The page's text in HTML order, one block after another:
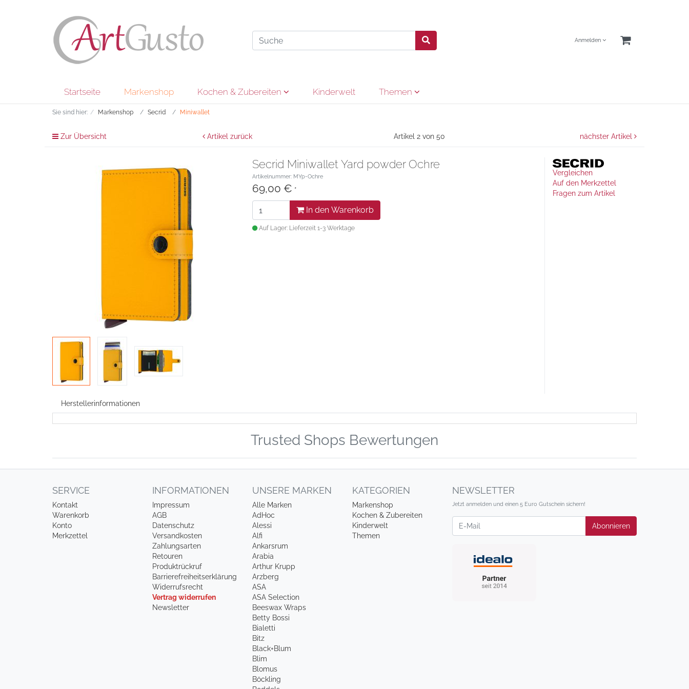
Anmelden
Startseite Markenshop Kochen & Zubereiten Kinderwelt Themen
Sie sind hier: Markenshop Secrid Miniwallet
Zur Übersicht Artikel zurück Artikel 2 von 50 nächster Artikel
Secrid Miniwallet Yard powder Ochre
Artikelnummer: MYp-Ochre
69,00 € *
In den Warenkorb
Auf Lager: Lieferzeit 1-3 Werktage
Vergleichen
Auf den Merkzettel
Fragen zum Artikel
Herstellerinformationen
Trusted Shops Bewertungen
SERVICE
Kontakt
Warenkorb
Konto
Merkzettel
INFORMATIONEN
Impressum
AGB
Datenschutz
Versandkosten
Zahlungsarten
Retouren
Produktrückruf
Barrierefreiheitserklärung
Widerrufsrecht
Vertrag widerrufen
Newsletter
UNSERE MARKEN
Alle Marken
AdHoc
Alessi
Alfi
Ankarsrum
Arabia
Arthur Krupp
Arzberg
ASA
ASA Selection
Beeswax Wraps
Betty Bossi
Bialetti
Bitz
Black+Blum
Blim
Blomus
Böckling
KATEGORIEN
Markenshop
Kochen & Zubereiten
Kinderwelt
Themen
NEWSLETTER
Jetzt anmelden und einen 5 Euro Gutschein sichern!
Newsletter
Abonnieren